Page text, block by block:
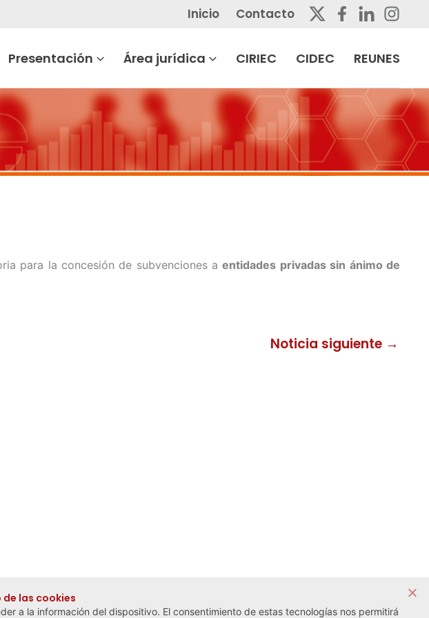
Inicio Contacto
Presentación Área jurídica CIRIEC CIDEC REUNES
para la concesión de subvenciones aentidades privadas sin ánimo de
Noticia siguiente →
las cookies
a la información del dispositivo. El consentimiento de estas tecnologías nos permitirá